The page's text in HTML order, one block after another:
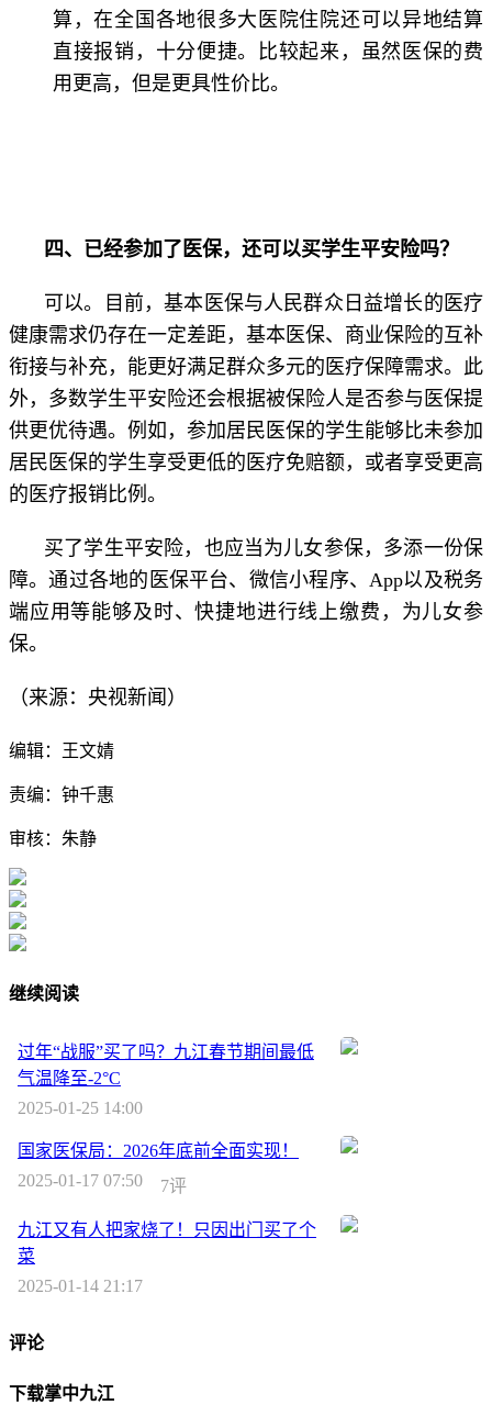
算，在全国各地很多大医院住院还可以异地结算
直接报销，十分便捷。比较起来，虽然医保的费
用更高，但是更具性价比。
四、已经参加了医保，还可以买学生平安险吗？
可以。目前，基本医保与人民群众日益增长的医疗
健康需求仍存在一定差距，基本医保、商业保险的互补
衔接与补充，能更好满足群众多元的医疗保障需求。此
外，多数学生平安险还会根据被保险人是否参与医保提
供更优待遇。例如，参加居民医保的学生能够比未参加
居民医保的学生享受更低的医疗免赔额，或者享受更高
的医疗报销比例。
买了学生平安险，也应当为儿女参保，多添一份保
障。通过各地的医保平台、微信小程序、App以及税务
端应用等能够及时、快捷地进行线上缴费，为儿女参
保。
（来源：央视新闻）
编辑：王文婧
责编：钟千惠
审核：朱静
继续阅读
过年“战服”买了吗？九江春节期间最低
气温降至-2°C
2025-01-25 14:00
国家医保局：2026年底前全面实现！
2025-01-17 07:50
7评
九江又有人把家烧了！只因出门买了个
菜
2025-01-14 21:17
评论
下载掌中九江